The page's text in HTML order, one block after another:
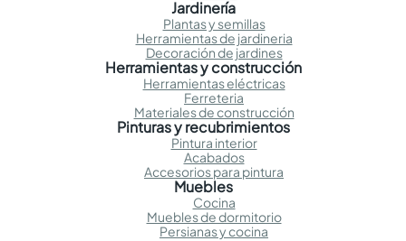
Jardinería
Plantas y semillas
Herramientas de jardineria
Decoración de jardines
Herramientas y construcción
Herramientas eléctricas
Ferreteria
Materiales de construcción
Pinturas y recubrimientos
Pintura interior
Acabados
Accesorios para pintura
Muebles
Cocina
Muebles de dormitorio
Persianas y cocina